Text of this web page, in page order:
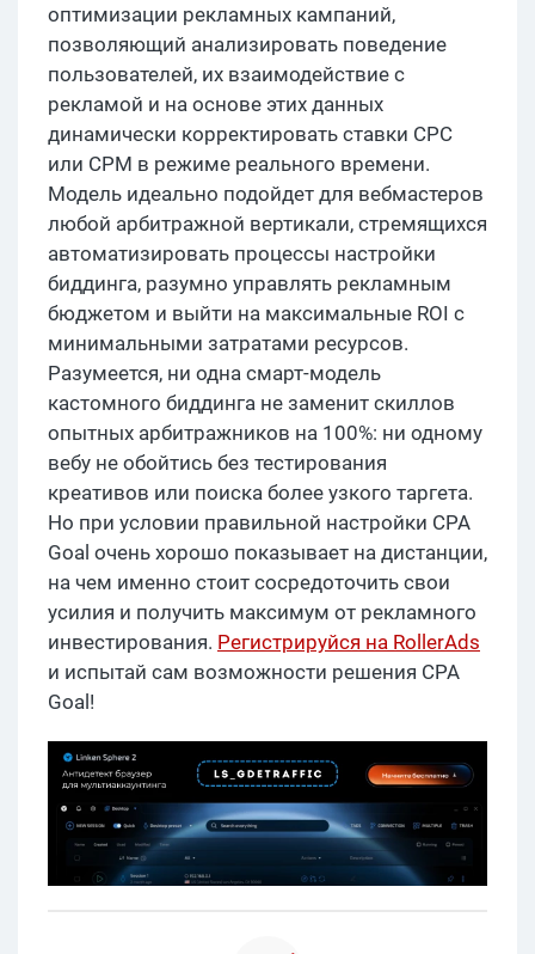
оптимизации рекламных кампаний,
позволяющий анализировать поведение
пользователей, их взаимодействие с
рекламой и на основе этих данных
динамически корректировать ставки CPC
или CPM в режиме реального времени.
Модель идеально подойдет для вебмастеров
любой арбитражной вертикали, стремящихся
автоматизировать процессы настройки
биддинга, разумно управлять рекламным
бюджетом и выйти на максимальные ROI с
минимальными затратами ресурсов.
Разумеется, ни одна смарт-модель
кастомного биддинга не заменит скиллов
опытных арбитражников на 100%: ни одному
вебу не обойтись без тестирования
креативов или поиска более узкого таргета.
Но при условии правильной настройки CPA
Goal очень хорошо показывает на дистанции,
на чем именно стоит сосредоточить свои
усилия и получить максимум от рекламного
инвестирования. Регистрируйся на RollerAds
и испытай сам возможности решения CPA
Goal!